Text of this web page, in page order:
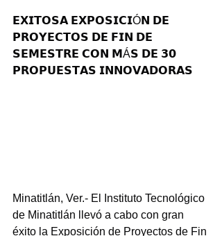
𝗘𝗫𝗜𝗧𝗢𝗦𝗔 𝗘𝗫𝗣𝗢𝗦𝗜𝗖𝗜Ó𝗡 𝗗𝗘
𝗣𝗥𝗢𝗬𝗘𝗖𝗧𝗢𝗦 𝗗𝗘 𝗙𝗜𝗡 𝗗𝗘
𝗦𝗘𝗠𝗘𝗦𝗧𝗥𝗘 𝗖𝗢𝗡 𝗠Á𝗦 𝗗𝗘 𝟯𝟬
𝗣𝗥𝗢𝗣𝗨𝗘𝗦𝗧𝗔𝗦 𝗜𝗡𝗡𝗢𝗩𝗔𝗗𝗢𝗥𝗔𝗦
Minatitlán, Ver.- El Instituto Tecnológico
de Minatitlán llevó a cabo con gran
éxito la Exposición de Proyectos de Fin